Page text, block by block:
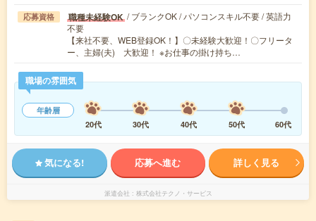
応募資格 職種未経験OK / ブランクOK / パソコンスキル不要 / 英語力
不要
【来社不要、WEB登録OK！】〇未経験大歓迎！〇フリータ
ー、主婦(夫) 大歓迎！ ※お仕事の掛け持ち…
職場の雰囲気
年齢層
20代
30代 40代 50代 60代
気になる! 応募へ進む 詳しく見る
派遣会社 株式会社テクノ・サービス